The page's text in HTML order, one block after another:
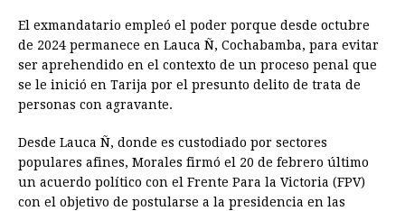
El exmandatario empleó el poder porque desde octubre
de 2024 permanece en Lauca Ñ, Cochabamba, para evitar
ser aprehendido en el contexto de un proceso penal que
se le inició en Tarija por el presunto delito de trata de
personas con agravante.
Desde Lauca Ñ, donde es custodiado por sectores
populares afines, Morales firmó el 20 de febrero último
un acuerdo político con el Frente Para la Victoria (FPV)
con el objetivo de postularse a la presidencia en las